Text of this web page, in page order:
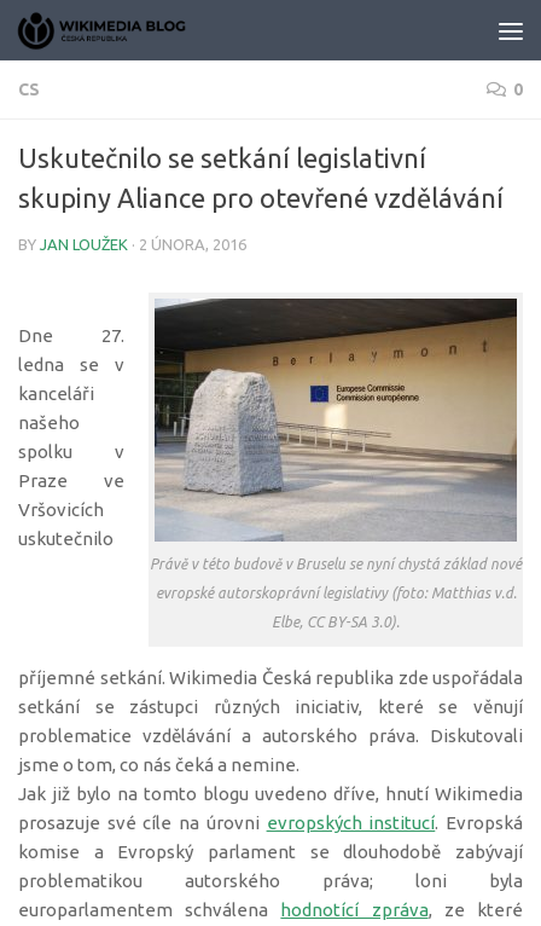
Skip to content
CS 0
Uskutečnilo se setkání legislativní
skupiny Aliance pro otevřené vzdělávání
BY JAN LOUŽEK · 2 ÚNORA, 2016
Právě v této budově v Bruselu se nyní chystá základ nové
evropské autorskoprávní legislativy (foto: Matthias v.d.
Elbe, CC BY-SA 3.0).
Dne 27.
ledna se v
kanceláři
našeho
spolku v
Praze ve
Vršovicích
uskutečnilo
příjemné setkání. Wikimedia Česká republika zde uspořádala
setkání se zástupci různých iniciativ, které se věnují
problematice vzdělávání a autorského práva. Diskutovali
jsme o tom, co nás čeká a nemine.
Jak již bylo na tomto blogu uvedeno dříve, hnutí Wikimedia
prosazuje své cíle na úrovni evropských institucí. Evropská
komise a Evropský parlament se dlouhodobě zabývají
problematikou autorského práva; loni byla
europarlamentem schválena hodnotící zpráva, ze které